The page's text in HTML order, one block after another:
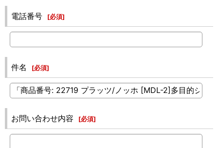
電話番号 [必須]
件名 [必須]
お問い合わせ内容 [必須]